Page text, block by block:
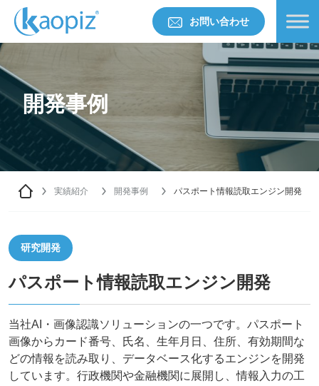
お問い合わせ
開発事例
実績紹介 開発事例 パスポート情報読取エンジン開発
研究開発
パスポート情報読取エンジン開発
当社AI・画像認識ソリューションの一つです。パスポート
画像からカード番号、氏名、生年月日、住所、有効期間な
どの情報を読み取り、データベース化するエンジンを開発
しています。行政機関や金融機関に展開し、情報入力の工